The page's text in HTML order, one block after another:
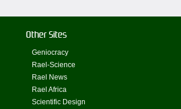
Other Sites
Geniocracy
Rael-Science
Rael News
Rael Africa
Scientific Design